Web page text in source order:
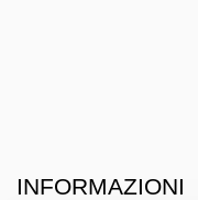
INFORMAZIONI